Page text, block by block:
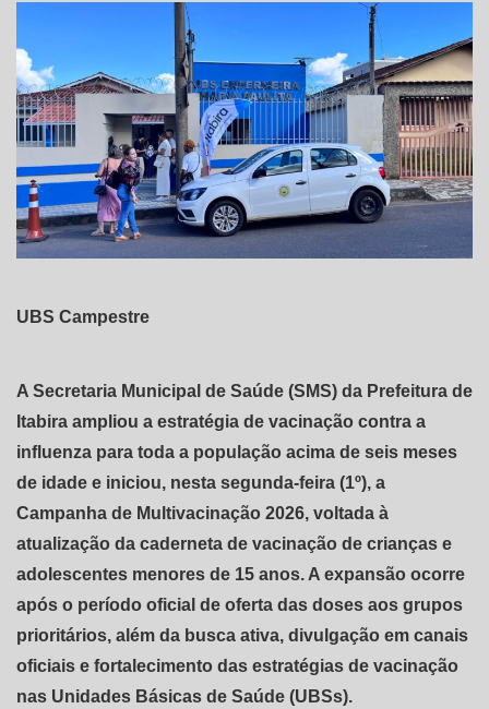
UBS Campestre
A Secretaria Municipal de Saúde (SMS) da Prefeitura de
Itabira ampliou a estratégia de vacinação contra a
influenza para toda a população acima de seis meses
de idade e iniciou, nesta segunda-feira (1º), a
Campanha de Multivacinação 2026, voltada à
atualização da caderneta de vacinação de crianças e
adolescentes menores de 15 anos. A expansão ocorre
após o período oficial de oferta das doses aos grupos
prioritários, além da busca ativa, divulgação em canais
oficiais e fortalecimento das estratégias de vacinação
nas Unidades Básicas de Saúde (UBSs).